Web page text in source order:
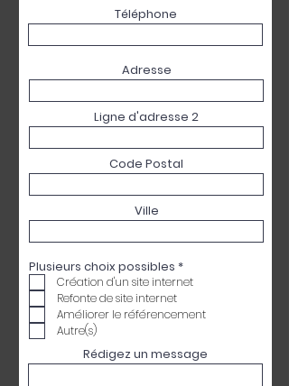
Téléphone
Adresse
Ligne d'adresse 2
Code Postal
Ville
Plusieurs choix possibles *O
b
l
g
o
i
Création d'un site internet
Refonte de site internet
Améliorer le référencement
Autre(s)
Rédigez un message